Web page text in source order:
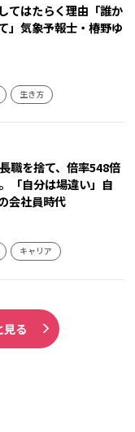
てはたらく理由「誰か
」気象予報士・椿野ゆ
生き方
職を捨て、倍率548倍
「自分は場違い」自
会社員時代
キャリア
見る